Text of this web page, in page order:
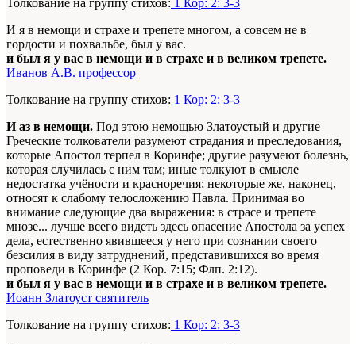
Толкование на группу стихов: 1 Кор: 2: 3-3
И я в немощи и страхе и трепете многом, а совсем не в
гордости и похвальбе, был у вас.
и был я у вас в немощи и в страхе и в великом трепете.
Иванов А.В. профессор
Толкование на группу стихов: 1 Кор: 2: 3-3
И аз в немощи. Под этою немощью Златоустый и другие
Греческие толкователи разумеют страдания и преследования,
которые Апостол терпел в Коринфе; другие разумеют болезнь,
которая случилась с ним там; иные толкуют в смысле
недостатка учёности и красноречия; некоторые же, наконец,
относят к слабому телосложению Павла. Принимая во
внимание следующие два выражения: в страсе и трепете
мнозе... лучше всего видеть здесь опасение Апостола за успех
дела, естественно явившееся у него при сознании своего
безсилия в виду затруднений, представившихся во время
проповеди в Коринфе (2 Кор. 7:15; Флп. 2:12).
и был я у вас в немощи и в страхе и в великом трепете.
Иоанн Златоуст святитель
Толкование на группу стихов: 1 Кор: 2: 3-3